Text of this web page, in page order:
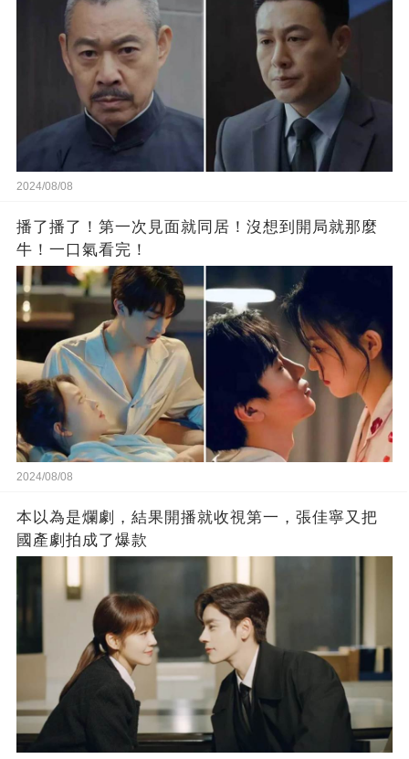
2024/08/08
播了播了！第一次見面就同居！沒想到開局就那麼
牛！一口氣看完！
2024/08/08
本以為是爛劇，結果開播就收視第一，張佳寧又把
國產劇拍成了爆款